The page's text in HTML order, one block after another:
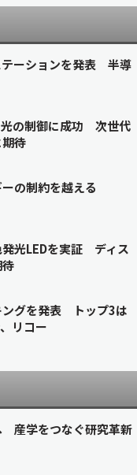
テーションを発表 半導
光の制御に成功 次世代
待
の制約を越える
光LEDを実証 ディス
ングを発表 トップ3は
リコー
産学をつなぐ研究革新